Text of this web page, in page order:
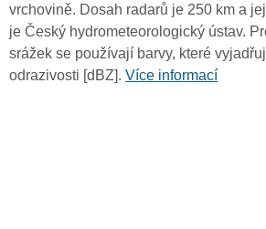
vrchovině. Dosah radarů je 250 km a
je Český hydrometeorologický ústav.
srážek se používají barvy, které
odrazivosti [dBZ]. Více informací